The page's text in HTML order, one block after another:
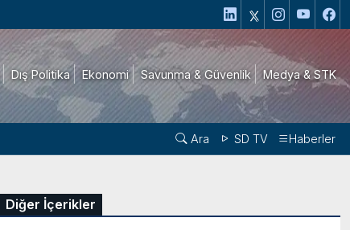
Dış Politika Ekonomi Savunma & Güvenlik Medya & STK
Ara SD TV Haberler
Diğer İçerikler